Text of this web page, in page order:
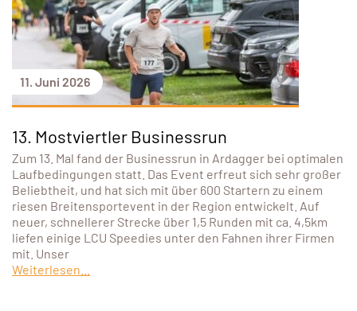
11. Juni 2026
13. Mostviertler Businessrun
Zum 13. Mal fand der Businessrun in Ardagger bei optimalen
Laufbedingungen statt. Das Event erfreut sich sehr großer
Beliebtheit, und hat sich mit über 600 Startern zu einem
riesen Breitensportevent in der Region entwickelt. Auf
neuer, schnellerer Strecke über 1,5 Runden mit ca. 4,5km
liefen einige LCU Speedies unter den Fahnen ihrer Firmen
mit. Unser
Weiterlesen...